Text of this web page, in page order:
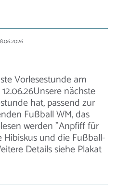
Vorlesestunde am
nächste
hat, passend zur
Fußball WM, das
werden "Anpfiff für
Hibiskus und die Fußball-
Details siehe Plakat